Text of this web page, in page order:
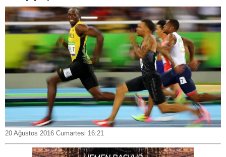
20 Ağustos 2016 Cumartesi 16:21